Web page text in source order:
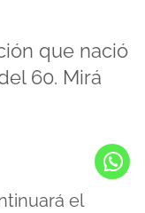
que nació
60. Mirá
el